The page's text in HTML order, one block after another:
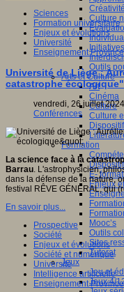
Créativité
Culture
Initiatives
Outils
Arts et Culture
Art
Cinéma
Culture
Culture
Formation
E-
Enjeux
Mooc’s
Outils
Sites
Tutorat
Jeux
Jeu et
Jeux 4/
Sciences
Formation universitaire
Enjeux et évolutions
Université
Enseignement
Université de Liège :
catastrophe écologique"
vendredi, 26 juillet 2024
Conférences
La science face à la
Barrau. L'astrophysicien,
dans la défense de la nature,
festival RÊVE GÉNÉRAL, qui
En savoir plus...
Prospective
Société
Enjeux et évolutions
Société et numérique
Université
Intelligence artificielle
Enseignement